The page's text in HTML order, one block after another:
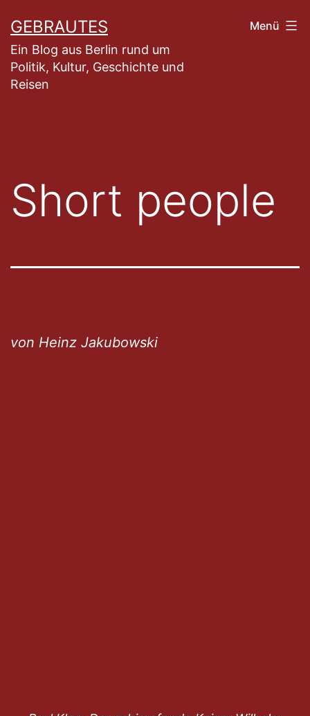
Inhalt
springen
GEBRAUTES
Ein Blog aus Berlin rund um
Politik, Kultur, Geschichte und
Reisen
Menü
Short people
von Heinz Jakubowski